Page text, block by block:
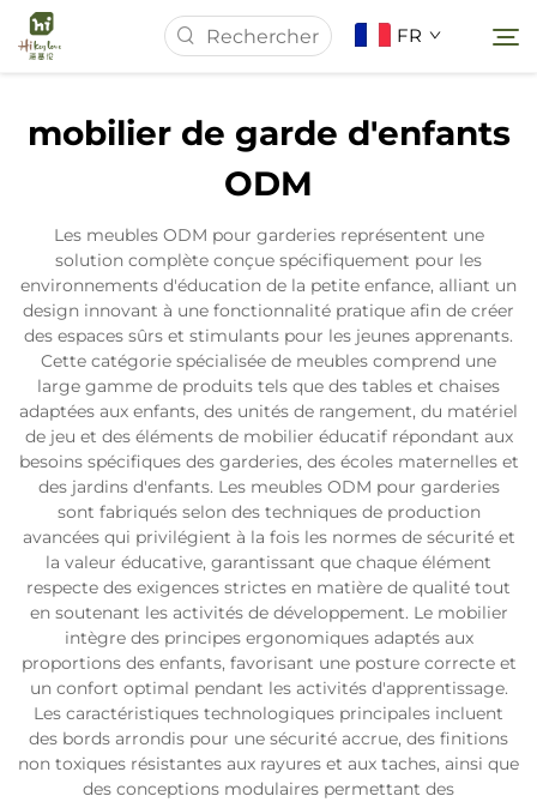
FR
À Propos de Nous
Produits
Actualités
Études de Cas
Télécharger
Contactez-nous
mobilier de garde d'enfants
ODM
Les meubles ODM pour garderies représentent une
solution complète conçue spécifiquement pour les
environnements d'éducation de la petite enfance, alliant un
design innovant à une fonctionnalité pratique afin de créer
des espaces sûrs et stimulants pour les jeunes apprenants.
Cette catégorie spécialisée de meubles comprend une
large gamme de produits tels que des tables et chaises
adaptées aux enfants, des unités de rangement, du matériel
de jeu et des éléments de mobilier éducatif répondant aux
besoins spécifiques des garderies, des écoles maternelles et
des jardins d'enfants. Les meubles ODM pour garderies
sont fabriqués selon des techniques de production
avancées qui privilégient à la fois les normes de sécurité et
la valeur éducative, garantissant que chaque élément
respecte des exigences strictes en matière de qualité tout
en soutenant les activités de développement. Le mobilier
intègre des principes ergonomiques adaptés aux
proportions des enfants, favorisant une posture correcte et
un confort optimal pendant les activités d'apprentissage.
Les caractéristiques technologiques principales incluent
des bords arrondis pour une sécurité accrue, des finitions
non toxiques résistantes aux rayures et aux taches, ainsi que
des conceptions modulaires permettant des